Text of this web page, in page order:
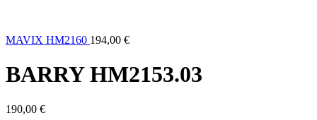
MAVIX HM2160 194,00 €
BARRY HM2153.03
190,00 €